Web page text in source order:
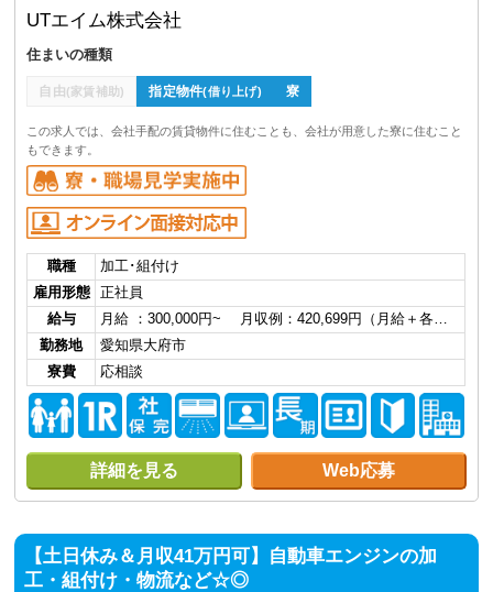
UTエイム株式会社
住まいの種類
自由(家賃補助) 指定物件(借り上げ) 寮
この求人では、会社手配の賃貸物件に住むことも、会社が用意した寮に住むこと
もできます。
職種
加工･組付け
雇用形態
正社員
給与
月給 ：300,000円~ 月収例：420,699円（月給＋各…
勤務地
愛知県大府市
寮費
応相談
詳細を見る Web応募
【土日休み＆月収41万円可】自動車エンジンの加
工・組付け・物流など☆◎